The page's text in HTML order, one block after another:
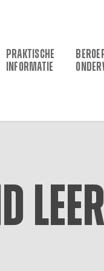
PRAKTISCHE
INFORMATIE